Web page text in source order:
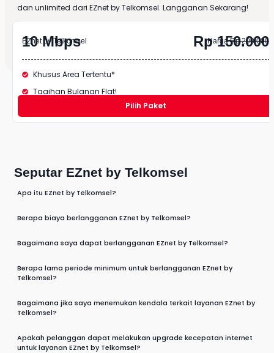
dan unlimited dari EZnet by Telkomsel. Langganan Sekarang!
EZnet by Telkomsel
10 Mbps HargaRp 200.000
Rp 150.000
Khusus Area Tertentu*
Tagihan Bulanan Flat!
Pilih Paket
Seputar EZnet by Telkomsel
Apa itu EZnet by Telkomsel?
Berapa biaya berlangganan EZnet by Telkomsel?
Bagaimana saya dapat berlangganan EZnet by Telkomsel?
Berapa lama periode minimum untuk berlangganan EZnet by
Telkomsel?
Bagaimana jika saya menemukan kendala terkait layanan EZnet by
Telkomsel?
Apakah pelanggan dapat melakukan upgrade kecepatan internet
untuk layanan EZnet by Telkomsel?